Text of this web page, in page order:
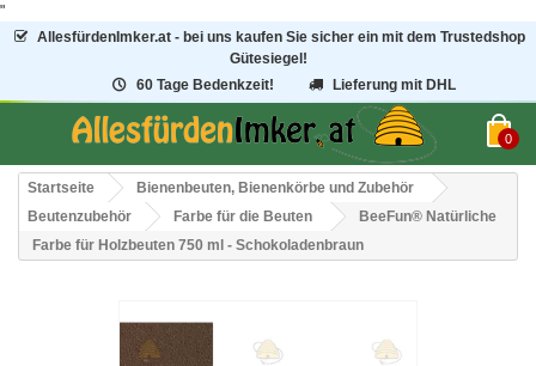
"
AllesfürdenImker.at - bei uns kaufen Sie sicher ein mit dem Trustedshop
Gütesiegel!
60 Tage Bedenkzeit!
Lieferung mit DHL
0
Startseite
Bienenbeuten, Bienenkörbe und Zubehör
Beutenzubehör
Farbe für die Beuten
BeeFun® Natürliche
Farbe für Holzbeuten 750 ml - Schokoladenbraun